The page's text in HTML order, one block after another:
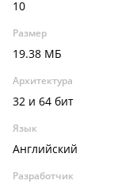
10
Размер
19.38 МБ
Архитектура
32 и 64 бит
Язык
Английский
Разработчик